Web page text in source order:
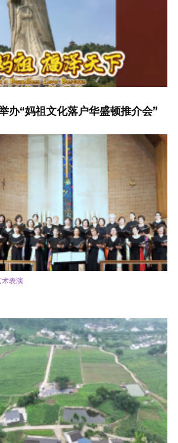
办“妈祖文化落户华盛顿推介会”
术表演